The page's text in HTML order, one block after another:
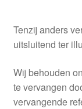
Tenzij anders
uitsluitend ter
Wij behouden
te vervangen
vervangende